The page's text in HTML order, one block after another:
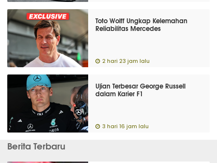
Toto Wolff Ungkap Kelemahan
Reliabilitas Mercedes
2 hari 23 jam lalu
Ujian Terbesar George Russell
dalam Karier F1
3 hari 16 jam lalu
Berita Terbaru